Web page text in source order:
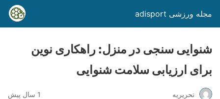
مجله ورزشی adisport
شنوایی سنجی در منزل: راهکاری نوین
برای ارزیابی سلامت شنوایی
تحریریه 1 سال پیش